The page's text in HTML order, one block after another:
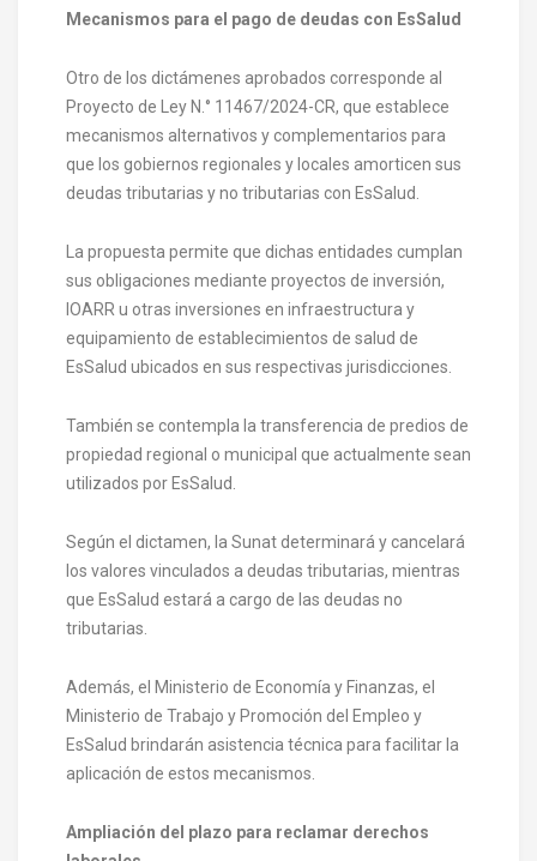
Mecanismos para el pago de deudas con EsSalud
Otro de los dictámenes aprobados corresponde al
Proyecto de Ley N.° 11467/2024-CR, que establece
mecanismos alternativos y complementarios para
que los gobiernos regionales y locales amorticen sus
deudas tributarias y no tributarias con EsSalud.
La propuesta permite que dichas entidades cumplan
sus obligaciones mediante proyectos de inversión,
IOARR u otras inversiones en infraestructura y
equipamiento de establecimientos de salud de
EsSalud ubicados en sus respectivas jurisdicciones.
También se contempla la transferencia de predios de
propiedad regional o municipal que actualmente sean
utilizados por EsSalud.
Según el dictamen, la Sunat determinará y cancelará
los valores vinculados a deudas tributarias, mientras
que EsSalud estará a cargo de las deudas no
tributarias.
Además, el Ministerio de Economía y Finanzas, el
Ministerio de Trabajo y Promoción del Empleo y
EsSalud brindarán asistencia técnica para facilitar la
aplicación de estos mecanismos.
Ampliación del plazo para reclamar derechos